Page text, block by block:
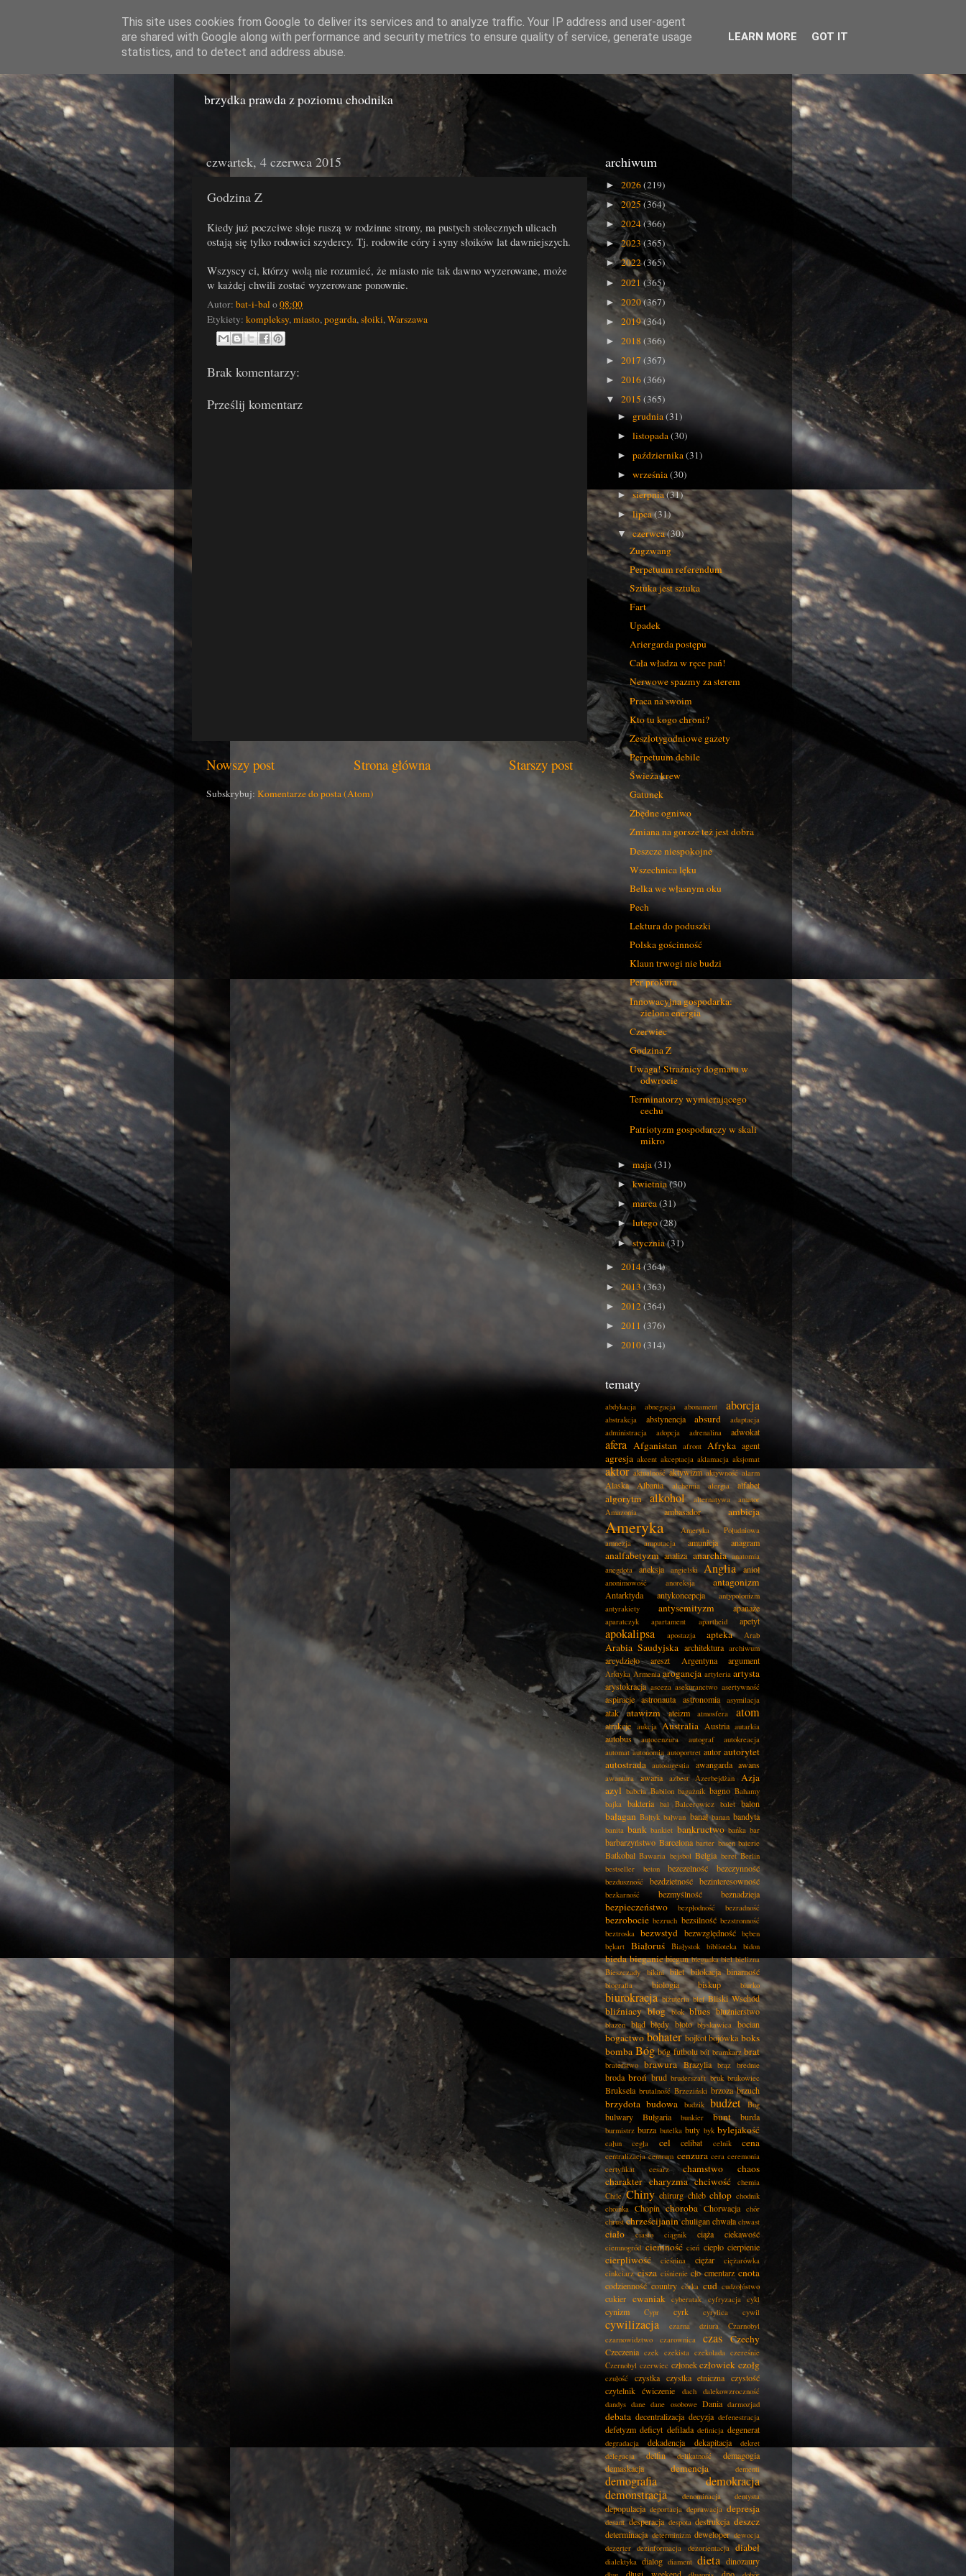
Miasto Gówna
brzydka prawda z poziomu chodnika
czwartek, 4 czerwca 2015
Godzina Z
Kiedy już poczciwe słoje ruszą w rodzinne strony, na pustych stołecznych ulicach
ostają się tylko rodowici szydercy. Tj. rodowite córy i syny słoików lat dawniejszych.
Wszyscy ci, którzy wolą nie rozumieć, że miasto nie tak dawno wyzerowane, może
w każdej chwili zostać wyzerowane ponownie.
Autor: bat-i-bal o08:00
Etykiety: kompleksy, miasto, pogarda, słoiki, Warszawa
Brak komentarzy:
Prześlij komentarz
Nowszy post Starszy post
Strona główna
Subskrybuj: Komentarze do posta (Atom)
archiwum
► 2026(219)
►2025(364)
► 2024(366)
►2023(365)
►2022(365)
► 2021(365)
► 2020(367)
► 2019(364)
► 2018 (366)
► 2017 (367)
► 2016(366)
▼ 2015 (365)
► grudnia(31)
►listopada(30)
►października(31)
►września(30)
►sierpnia(31)
►lipca(31)
▼czerwca(30)
Zugzwang
Perpetuum referendum
Sztuka jest sztuka
Fart
Upadek
Ariergarda postępu
Cała władza w ręce pań!
Nerwowe spazmy za sterem
Praca na swoim
Kto tu kogo chroni?
Zeszłotygodniowe gazety
Perpetuum debile
Świeża krew
Gatunek
Zbędne ogniwo
Zmiana na gorsze też jest dobra
Deszcze niespokojne
Wszechnica lęku
Belka we własnym oku
Pech
Lektura do poduszki
Polska gościnność
Klaun trwogi nie budzi
Per prokura
Innowacyjna gospodarka:
zielona energia
Czerwiec
Godzina Z
Uwaga! Strażnicy dogmatu w
odwrocie
Terminatorzy wymierającego
cechu
Patriotyzm gospodarczy w skali
mikro
►maja(31)
►kwietnia(30)
►marca(31)
►lutego(28)
►stycznia(31)
► 2014(364)
► 2013 (363)
► 2012(364)
► 2011 (376)
► 2010(314)
tematy
abdykacja abnegacja abonament aborcja
abstrakcja abstynencja absurd
adaptacja
administracja
adopcja adrenalina adwokat
afera Afganistan afront Afryka agent
agresja akcent akceptacja aklamacja aksjomat
aktor aktualność aktywizm aktywność alarm
Alaska Albania alchemia alergia alfabet
algorytm alkohol alternatywa
amator
Amazonia
ambasador ambicja
Ameryka
Ameryka Południowa
amnezja
amputacja amunicja anagram
analfabetyzm analiza anarchia anatomia
anegdota
aneksja angielski Anglia anioł
anonimowość anoreksja antagonizm
Antarktyda antykoncepcja
antypolonizm
antyrakiety
antysemityzm apanaże
aparatczyk apartament apartheid apetyt
apokalipsa apostazja apteka Arab
Arabia Saudyjska architektura archiwum
arcydzieło areszt Argentyna argument
Arktyka Armenia arogancja artyleria artysta
arystokracja asceza asekuranctwo asertywność
aspiracje astronauta astronomia asymilacja
atak atawizm ateizm atmosfera atom
atrakcje aukcja Australia Austria autarkia
autobus autocenzura autograf
autokreacja
automat autonomia autoportret autor autorytet
autostrada autosugestia awangarda awans
awantura awaria azbest Azerbejdżan
Azja
azyl babcia Babilon bagażnik bagno Bahamy
bajka bakteria bal Balcerowicz balet balon
bałagan Bałtyk bałwan banał banan bandyta
banita bank bankiet bankructwo bańka bar
barbarzyństwo Barcelona barter basen baterie
Batkobal Bawaria bejsbol Belgia beret Berlin
bestseller
beton bezczelność bezczynność
bezduszność bezdzietność bezinteresowność
bezkarność bezmyślność beznadzieja
bezpieczeństwo bezpłodność bezradność
bezrobocie bezruch bezsilność bezstronność
beztroska bezwstyd bezwzględność bęben
bękart
Białoruś Białystok biblioteka bidon
bieda bieganie biegun biegunka biel bielizna
Bieszczady
bikini bilet bilokacja binarność
biografia biologia biskup biurko
biurokracja biżuteria blef Bliski Wschód
bliźniacy blog blok blues bluźnierstwo
błazen błąd błędy błoto błyskawica bocian
bogactwo bohater bojkot bojówka boks
bomba Bóg bóg futbolu ból bramkarz brat
braterstwo brawura Brazylia brąz brednie
broda broń brud bruderszaft bruk brukowiec
Bruksela brutalność Brzeziński brzoza brzuch
brzydota budowa budzik budżet Bug
bulwary Bułgaria bunkier bunt burda
burmistrz burza butelka buty byk bylejakość
całun cegła cel celibat celnik cena
centralizacja centrum cenzura cera ceremonia
certyfikat
cesarz chamstwo
chaos
charakter charyzma chciwość
chemia
Chile Chiny chirurg chleb chłop chodnik
choinka Chopin choroba Chorwacja chór
chrust chrześcijanin chuligan chwała chwast
ciało ciasto ciągnik ciąża ciekawość
ciemnogród ciemność cień ciepło cierpienie
cierpliwość cieśnina ciężar
ciężarówka
cinkciarz cisza ciśnienie cło cmentarz cnota
codzienność country córka cud cudzołóstwo
cukier cwaniak cyberatak cyfryzacja cykl
cynizm Cypr cyrk cyrylica cywil
cywilizacja czarna dziura
Czarnobyl
czarnowidztwo
czarownica czas Czechy
Czeczenia czek czekista czekolada czereśnie
Czernobyl czerwiec członek człowiek czołg
czułość czystka czystka etniczna czystość
czytelnik ćwiczenie dach
dalekowzroczność
dandys dane dane osobowe Dania darmozjad
debata decentralizacja decyzja defenestracja
defetyzm deficyt defilada definicja degenerat
degradacja dekadencja dekapitacja
dekret
delegacja
delfin delikatność
demagogia
demaskacja
demencja dementi
demografia
demokracja
demonstracja
denominacja dentysta
depopulacja deportacja deprawacja depresja
desant desperacja despota destrukcja deszcz
determinacja determinizm deweloper dewocja
dezerter dezinformacja dezorientacja diabeł
dialektyka dialog diament dieta dinozaury
This site uses cookies from Google to deliver its services and to analyze traffic. Your IP address and user-agent
are shared with Google along with performance and security metrics to ensure quality of service, generate usage
statistics, and to detect and address abuse.
LEARN MORE GOT IT